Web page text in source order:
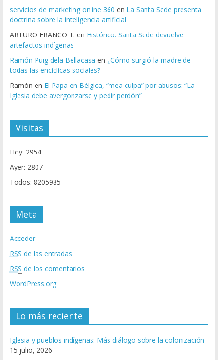
servicios de marketing online 360 en La Santa Sede presenta
doctrina sobre la inteligencia artificial
ARTURO FRANCO T. en Histórico: Santa Sede devuelve
artefactos indígenas
Ramón Puig dela Bellacasa en ¿Cómo surgió la madre de
todas las encíclicas sociales?
Ramón en El Papa en Bélgica, “mea culpa” por abusos: “La
Iglesia debe avergonzarse y pedir perdón”
Visitas
Hoy: 2954
Ayer: 2807
Todos: 8205985
Meta
Acceder
RSS de las entradas
RSS de los comentarios
WordPress.org
Lo más reciente
Iglesia y pueblos indígenas: Más diálogo sobre la colonización
15 julio, 2026